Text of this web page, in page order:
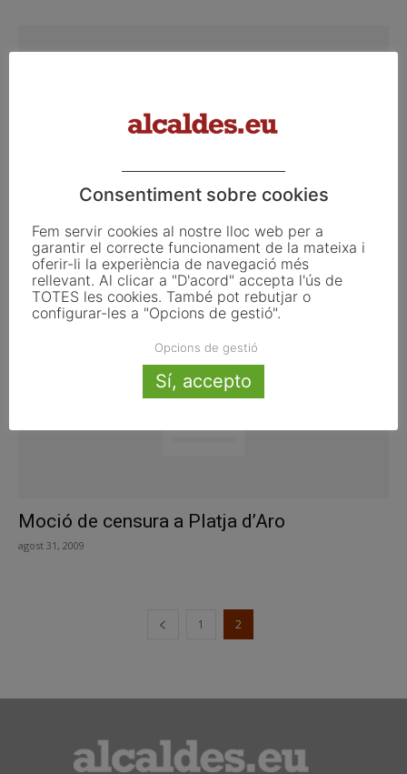
CiU de Platja d’Aro pacta amb el PP i
s’assegura la...
juny 7, 2011
Moció de censura a Platja d’Aro
agost 31, 2009
1 2
Consentiment sobre cookies
Fem servir cookies al nostre lloc web per a
garantir el correcte funcionament de la mateixa i
oferir-li la experiència de navegació més
rellevant. Al clicar a "D'acord" accepta l'ús de
TOTES les cookies. També pot rebutjar o
configurar-les a "Opcions de gestió".
Opcions de gestió
Sí, accepto